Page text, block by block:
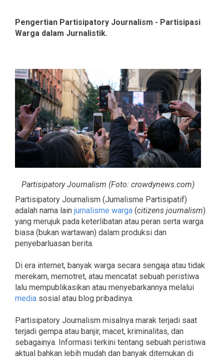
Pengertian Partisipatory Journalism - Partisipasi
Warga dalam Jurnalistik.
Partisipatory Journalism (Foto: crowdynews.com)
Partisipatory Journalism (Jurnalisme Partisipatif)
adalah nama lain jurnalisme warga (citizens journalism)
yang merujuk pada keterlibatan atau peran serta warga
biasa (bukan wartawan) dalam produksi dan
penyebarluasan berita.
Di era internet, banyak warga secara sengaja atau tidak
merekam, memotret, atau mencatat sebuah peristiwa
lalu mempublikasikan atau menyebarkannya melalui
media sosial atau blog pribadinya.
Partisipatory Journalism misalnya marak terjadi saat
terjadi gempa atau banjir, macet, kriminalitas, dan
sebagainya. Informasi terkini tentang sebuah peristiwa
aktual bahkan lebih mudah dan banyak ditemukan di